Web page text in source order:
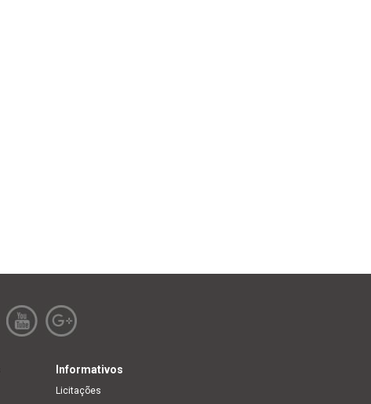
Informativos
Licitações